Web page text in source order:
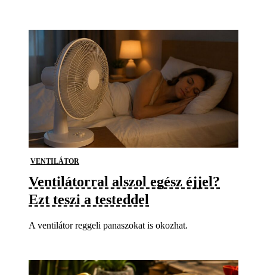
VENTILÁTOR
Ventilátorral alszol egész éjjel?
Ezt teszi a testeddel
A ventilátor reggeli panaszokat is okozhat.